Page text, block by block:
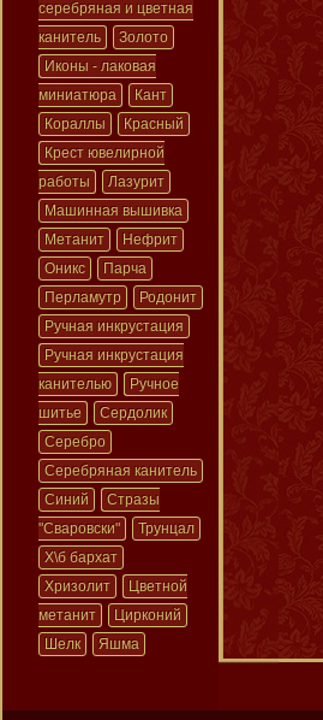
серебряная и цветная
канитель
Золото
Иконы - лаковая
миниатюра
Кант
Кораллы
Красный
Крест ювелирной
работы
Лазурит
Машинная вышивка
Метанит
Нефрит
Оникс
Парча
Перламутр
Родонит
Ручная инкрустация
Ручная инкрустация
канителью
Ручное
шитье
Сердолик
Серебро
Серебряная канитель
Синий
Стразы
"Сваровски"
Трунцал
Х\б бархат
Хризолит
Цветной
метанит
Цирконий
Шелк
Яшма